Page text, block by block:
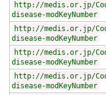
http://medis.or.jp/
disease-modKeyNumber
http://medis.or.jp/
disease-modKeyNumber
http://medis.or.jp/
disease-modKeyNumber
http://medis.or.jp/
disease-modKeyNumber